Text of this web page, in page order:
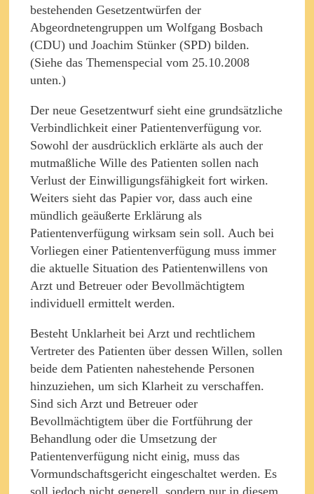
bestehenden Gesetzentwürfen der
Abgeordnetengruppen um Wolfgang Bosbach
(CDU) und Joachim Stünker (SPD) bilden.
(Siehe das Themenspecial vom 25.10.2008
unten.)
Der neue Gesetzentwurf sieht eine grundsätzliche
Verbindlichkeit einer Patientenverfügung vor.
Sowohl der ausdrücklich erklärte als auch der
mutmaßliche Wille des Patienten sollen nach
Verlust der Einwilligungsfähigkeit fort wirken.
Weiters sieht das Papier vor, dass auch eine
mündlich geäußerte Erklärung als
Patientenverfügung wirksam sein soll. Auch bei
Vorliegen einer Patientenverfügung muss immer
die aktuelle Situation des Patientenwillens von
Arzt und Betreuer oder Bevollmächtigtem
individuell ermittelt werden.
Besteht Unklarheit bei Arzt und rechtlichem
Vertreter des Patienten über dessen Willen, sollen
beide dem Patienten nahestehende Personen
hinzuziehen, um sich Klarheit zu verschaffen.
Sind sich Arzt und Betreuer oder
Bevollmächtigtem über die Fortführung der
Behandlung oder die Umsetzung der
Patientenverfügung nicht einig, muss das
Vormundschaftsgericht eingeschaltet werden. Es
soll jedoch nicht generell, sondern nur in diesem